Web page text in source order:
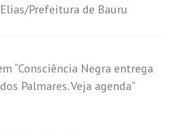
Prefeitura de Bauru
“Consciência Negra entrega
Palmares. Veja agenda”